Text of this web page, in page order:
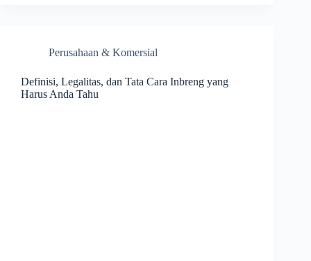
Perusahaan & Komersial
Definisi, Legalitas, dan Tata Cara Inbreng yang
Harus Anda Tahu